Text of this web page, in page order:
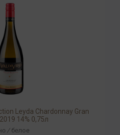
Leyda Chardonnay Gran
14% 0,75л
/ белое